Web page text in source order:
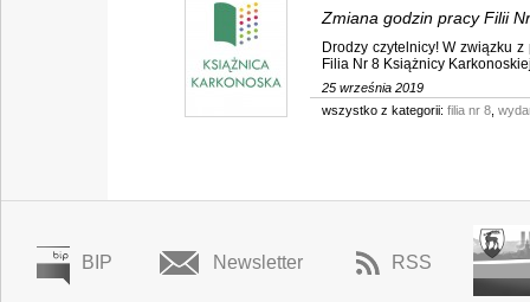
Zmiana godzin pracy Filii
Drodzy czytelnicy! W związku
Filia Nr 8 Książnicy
25 września 2019
wszystko z kategorii: filia nr 8
BIP Newsletter RSS